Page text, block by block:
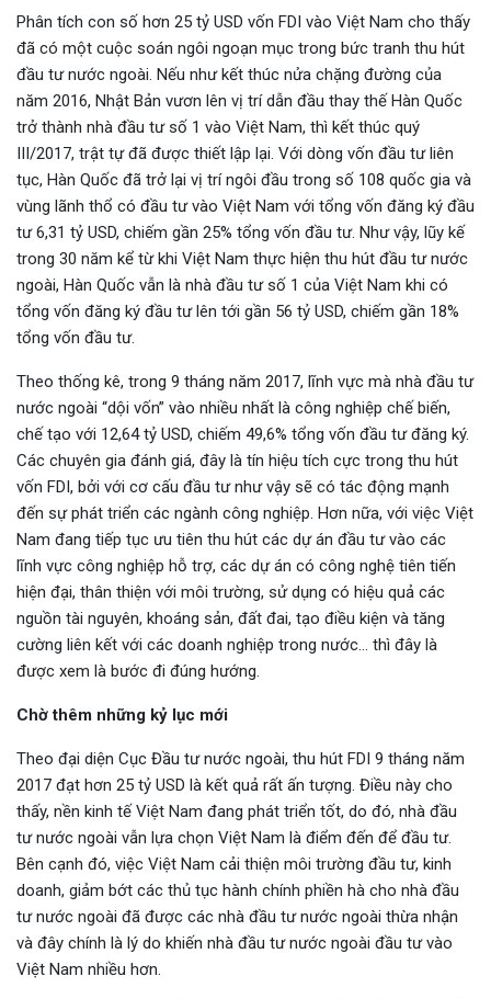
Phân tích con số hơn 25 tỷ USD vốn FDI vào Việt Nam cho thấy
đã có một cuộc soán ngôi ngoạn mục trong bức tranh thu hút
đầu tư nước ngoài. Nếu như kết thúc nửa chặng đường của
năm 2016, Nhật Bản vươn lên vị trí dẫn đầu thay thế Hàn Quốc
trở thành nhà đầu tư số 1 vào Việt Nam, thì kết thúc quý
III/2017, trật tự đã được thiết lập lại. Với dòng vốn đầu tư liên
tục, Hàn Quốc đã trở lại vị trí ngôi đầu trong số 108 quốc gia và
vùng lãnh thổ có đầu tư vào Việt Nam với tổng vốn đăng ký đầu
tư 6,31 tỷ USD, chiếm gần 25% tổng vốn đầu tư. Như vậy, lũy kế
trong 30 năm kể từ khi Việt Nam thực hiện thu hút đầu tư nước
ngoài, Hàn Quốc vẫn là nhà đầu tư số 1 của Việt Nam khi có
tổng vốn đăng ký đầu tư lên tới gần 56 tỷ USD, chiếm gần 18%
tổng vốn đầu tư.
Theo thống kê, trong 9 tháng năm 2017, lĩnh vực mà nhà đầu tư
nước ngoài “dội vốn” vào nhiều nhất là công nghiệp chế biến,
chế tạo với 12,64 tỷ USD, chiếm 49,6% tổng vốn đầu tư đăng ký.
Các chuyên gia đánh giá, đây là tín hiệu tích cực trong thu hút
vốn FDI, bởi với cơ cấu đầu tư như vậy sẽ có tác động mạnh
đến sự phát triển các ngành công nghiệp. Hơn nữa, với việc Việt
Nam đang tiếp tục ưu tiên thu hút các dự án đầu tư vào các
lĩnh vực công nghiệp hỗ trợ, các dự án có công nghệ tiên tiến
hiện đại, thân thiện với môi trường, sử dụng có hiệu quả các
nguồn tài nguyên, khoáng sản, đất đai, tạo điều kiện và tăng
cường liên kết với các doanh nghiệp trong nước… thì đây là
được xem là bước đi đúng hướng.
Chờ thêm những kỷ lục mới
Theo đại diện Cục Đầu tư nước ngoài, thu hút FDI 9 tháng năm
2017 đạt hơn 25 tỷ USD là kết quả rất ấn tượng. Điều này cho
thấy, nền kinh tế Việt Nam đang phát triển tốt, do đó, nhà đầu
tư nước ngoài vẫn lựa chọn Việt Nam là điểm đến để đầu tư.
Bên cạnh đó, việc Việt Nam cải thiện môi trường đầu tư, kinh
doanh, giảm bớt các thủ tục hành chính phiền hà cho nhà đầu
tư nước ngoài đã được các nhà đầu tư nước ngoài thừa nhận
và đây chính là lý do khiến nhà đầu tư nước ngoài đầu tư vào
Việt Nam nhiều hơn.